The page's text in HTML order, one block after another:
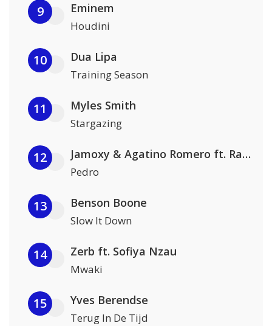
9 Eminem
Houdini
10 Dua Lipa
Training Season
11 Myles Smith
Stargazing
12 Jamoxy & Agatino Romero ft. Raffaella Carrà
Pedro
13 Benson Boone
Slow It Down
14 Zerb ft. Sofiya Nzau
Mwaki
15 Yves Berendse
Terug In De Tijd